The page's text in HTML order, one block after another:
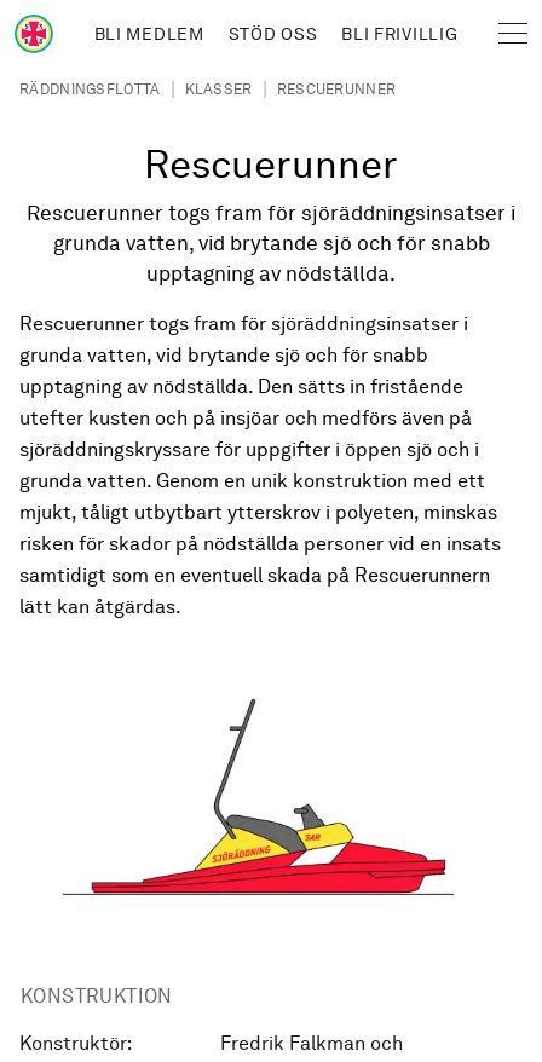
Hoppa till huvudinnehåll
BLI MEDLEM STÖD OSS BLI FRIVILLIG
Länkstig
RÄDDNINGSFLOTTA | KLASSER | RESCUERUNNER
Rescuerunner
Rescuerunner togs fram för sjöräddningsinsatser i
grunda vatten, vid brytande sjö och för snabb
upptagning av nödställda.
Rescuerunner togs fram för sjöräddningsinsatser i
grunda vatten, vid brytande sjö och för snabb
upptagning av nödställda. Den sätts in fristående
utefter kusten och på insjöar och medförs även på
sjöräddningskryssare för uppgifter i öppen sjö och i
grunda vatten. Genom en unik konstruktion med ett
mjukt, tåligt utbytbart ytterskrov i polyeten, minskas
risken för skador på nödställda personer vid en insats
samtidigt som en eventuell skada på Rescuerunnern
lätt kan åtgärdas.
KONSTRUKTION
Konstruktör:
Fredrik Falkman och